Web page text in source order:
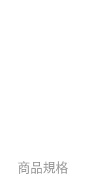
商品規格